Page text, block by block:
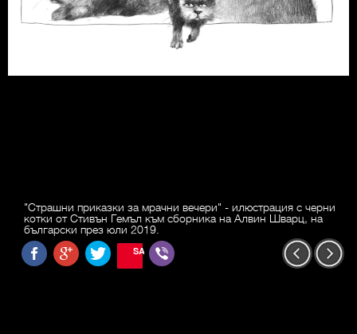
"Страшни приказки за мрачни вечери" - илюстрация с черни
котки от Стивън Гемъл към сборника на Алвин Шварц, на
български през юли 2019.
SAVE